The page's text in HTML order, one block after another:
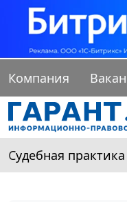
Компания
Судебная практика